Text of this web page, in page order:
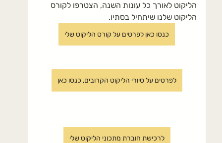
הליקוט לאורך כל עונות השנה, הצטרפו לקורס
הליקוט שלנו שיתחיל בסתיו.
כנסו כאן לפרטים על קורס הליקוט שלי
לפרטים על סיורי הליקוט הקרובים, כנסו כאן
לרכישת חוברת מתכוני הליקוט שלי